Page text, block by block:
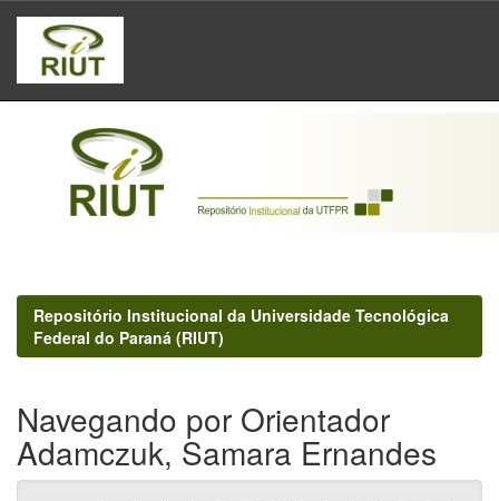
Skip
navigation
Repositório Institucional da Universidade Tecnológica
Federal do Paraná (RIUT)
Navegando por Orientador
Adamczuk, Samara Ernandes